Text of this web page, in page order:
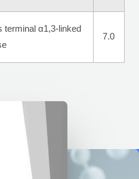
terminal α1,3-linked
7.0